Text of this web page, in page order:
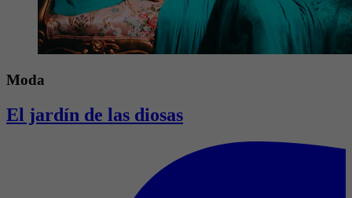
Moda
El jardín de las diosas